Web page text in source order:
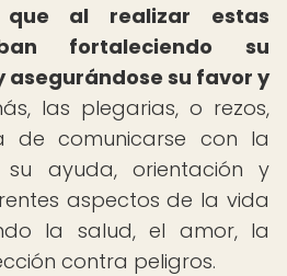
que al realizar estas
fortaleciendo su
asegurándose su favor y
las plegarias, o rezos,
de comunicarse con la
su ayuda, orientación y
aspectos de la vida
la salud, el amor, la
contra peligros.